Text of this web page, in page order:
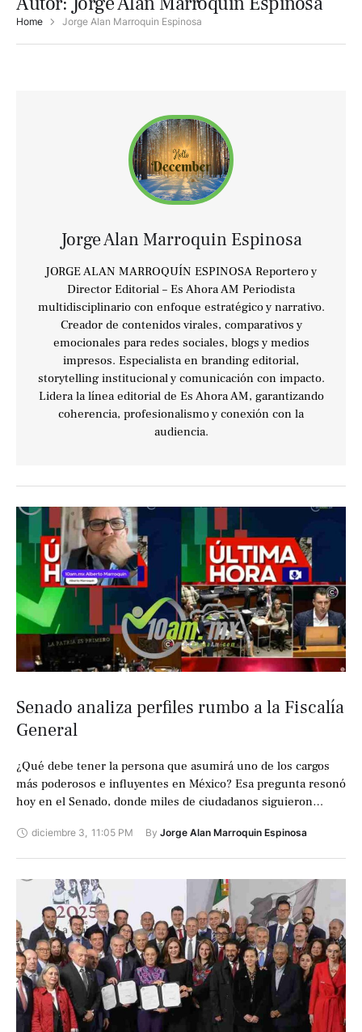
Home Jorge Alan Marroquin Espinosa
Jorge Alan Marroquin Espinosa
JORGE ALAN MARROQUÍN ESPINOSA Reportero y
Director Editorial – Es Ahora AM Periodista
multidisciplinario con enfoque estratégico y narrativo.
Creador de contenidos virales, comparativos y
emocionales para redes sociales, blogs y medios
impresos. Especialista en branding editorial,
storytelling institucional y comunicación con impacto.
Lidera la línea editorial de Es Ahora AM, garantizando
coherencia, profesionalismo y conexión con la
audiencia.
Senado analiza perfiles rumbo a la Fiscalía
General
¿Qué debe tener la persona que asumirá uno de los cargos
más poderosos e influyentes en México? Esa pregunta resonó
hoy en el Senado, donde miles de ciudadanos siguieron
diciembre 3 11:05 PM By Jorge Alan Marroquin Espinosa